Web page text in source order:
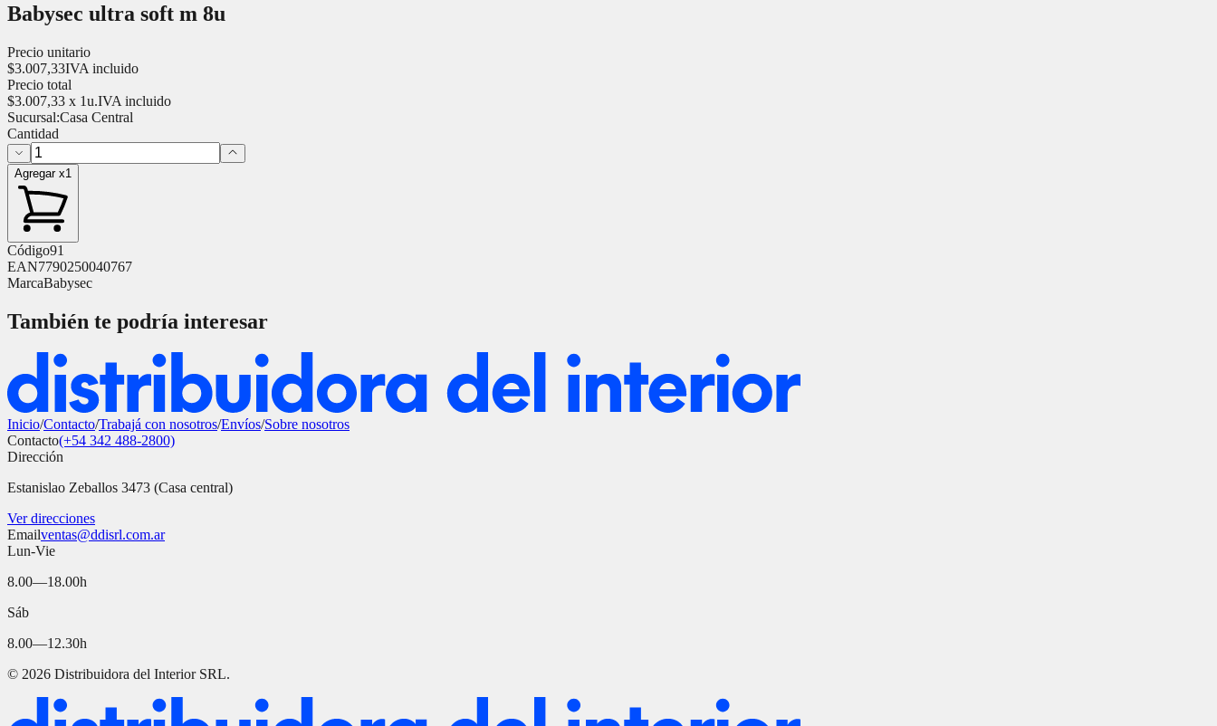
Babysec ultra soft m 8u
Precio unitario
$3.007,33IVA incluido
Precio total
$3.007,33 x 1u.IVA incluido
Sucursal:Casa Central
Cantidad
Agregar x1
Código91
EAN7790250040767
MarcaBabysec
También te podría interesar
Inicio/Contacto/Trabajá con nosotros/Envíos/Sobre nosotros
Contacto(+54 342 488-2800)
Dirección
Estanislao Zeballos 3473 (Casa central)
Ver direcciones
Emailventas@ddisrl.com.ar
Lun-Vie
8.00—18.00h
Sáb
8.00—12.30h
© 2026 Distribuidora del Interior SRL.